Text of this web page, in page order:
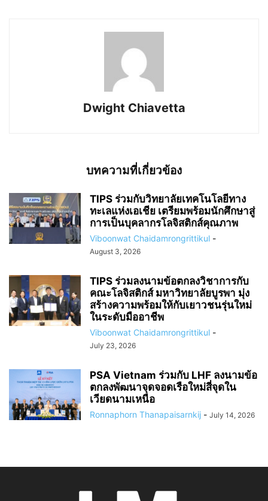
Dwight Chiavetta
บทความที่เกี่ยวข้อง
TIPS ร่วมกับวิทยาลัยเทคโนโลยีทาง
ทะเลแห่งเอเชีย เตรียมพร้อมนักศึกษาสู่
การเป็นบุคลากรโลจิสติกส์คุณภาพ
Viboonwat Chaidamrongrittikul -
August 3, 2026
TIPS ร่วมลงนามข้อตกลงวิชาการกับ
คณะโลจิสติกส์ มหาวิทยาลัยบูรพา มุ่ง
สร้างความพร้อมให้กับเยาวชนรุ่นใหม่
ในระดับมืออาชีพ
Viboonwat Chaidamrongrittikul -
July 23, 2026
PSA Vietnam ร่วมกับ LHF ลงนามข้อ
ตกลงพัฒนาจุดจอดเรือใหม่สี่จุดใน
เวียดนามเหนือ
Ronnaphorn Thanapaisarnkij - July 14, 2026